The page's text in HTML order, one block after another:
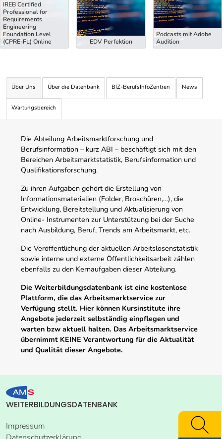
IREB Certified
Professional for
Requirements
Engineering
Foundation Level
(CPRE-FL) Online
EDV Perfektion
Podcasts mit Adobe
Audition
Über Uns Über die Datenbank BIZ-BerufsInfoZentren News
Wartungsbereich
Die Abteilung Arbeitsmarktforschung und
Berufsinformation – kurz ABI – beschäftigt sich mit den
Bereichen Arbeitsmarktstatistik, Berufsinformation und
Qualifikationsforschung.
Zu ihren Aufgaben gehört die Erstellung von
Informationsmaterialien (Folder, Broschüren,…), die
Entwicklung, Bereitstellung und Aktualisierung von
Online- Instrumenten zur Unterstützung bei der Suche
nach Ausbildung, Beruf, Trends am Arbeitsmarkt, etc.
Die Veröffentlichung der aktuellen Arbeitslosenstatistik
sowie interne und externe Öffentlichkeitsarbeit zählen
ebenfalls zu den Kernaufgaben dieser Abteilung.
Die Weiterbildungsdatenbank ist eine kostenlose
Plattform, die das Arbeitsmarktservice zur
Verfügung stellt. Hier können Kursinstitute ihre
Angebote jederzeit selbständig einpflegen und
warten bzw aktuell halten. Das Arbeitsmarktservice
übernimmt KEINE Verantwortung für die Aktualität
und Qualität dieser Angebote.
WEITERBILDUNGSDATENBANK
Impressum